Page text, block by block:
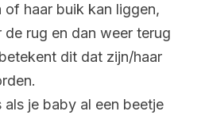
haar buik kan liggen,
de rug en dan weer terug
dit dat zijn/haar
als je baby al een beetje